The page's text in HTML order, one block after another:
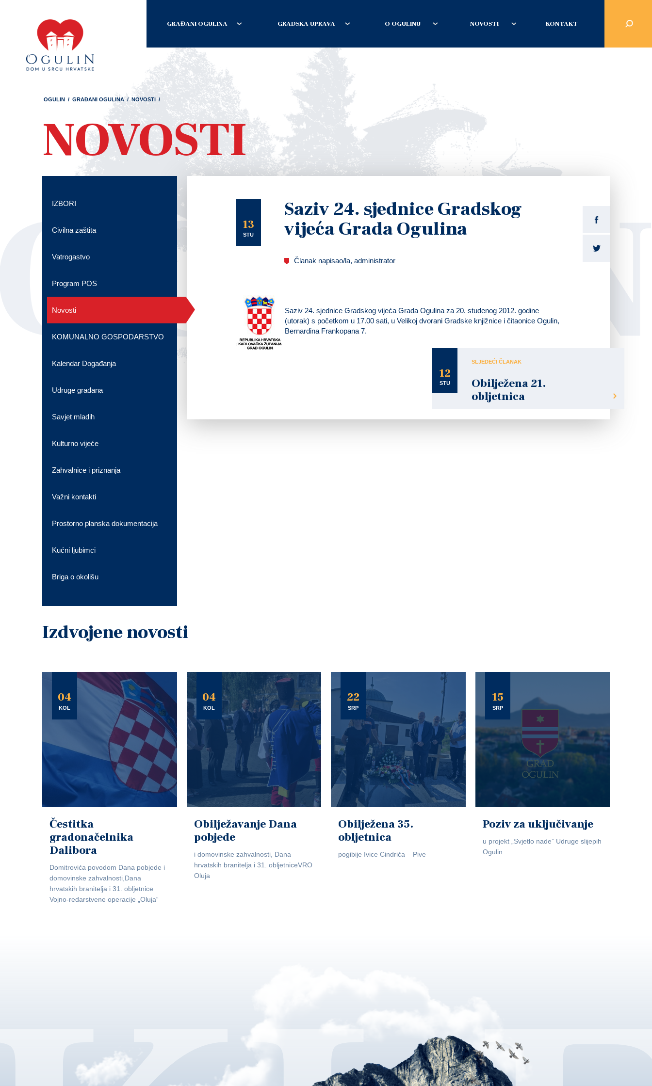
GRAĐANI OGULINA GRADSKA UPRAVA O OGULINU NOVOSTI KONTAKT
OGULIN / GRAĐANI OGULINA / NOVOSTI /
NOVOSTI
13
STU
Saziv 24. sjednice Gradskog
vijeća Grada Ogulina
Članak napisao/la, administrator
Saziv 24. sjednice Gradskog vijeća Grada Ogulina za 20. studenog 2012. godine
(utorak) s početkom u 17.00 sati, u Velikoj dvorani Gradske knjižnice i čitaonice Ogulin,
Bernardina Frankopana 7.
12
STU
SLJEDEĆI ČLANAK
Obilježena 21.
obljetnica
IZBORI
Civilna zaštita
Vatrogastvo
Program POS
Novosti
KOMUNALNO GOSPODARSTVO
Kalendar Događanja
Udruge građana
Savjet mladih
Kulturno vijeće
Zahvalnice i priznanja
Važni kontakti
Prostorno planska dokumentacija
Kućni ljubimci
Briga o okolišu
Izdvojene novosti
04
KOL
Čestitka
gradonačelnika
Dalibora
Domitrovića povodom Dana pobjede i
domovinske zahvalnosti,Dana
hrvatskih branitelja i 31. obljetnice
Vojno-redarstvene operacije „Oluja“
04
KOL
Obilježavanje Dana
pobjede
i domovinske zahvalnosti, Dana
hrvatskih branitelja i 31. obljetniceVRO
Oluja
22
SRP
Obilježena 35.
obljetnica
pogibije Ivice Cindrića – Pive
15
SRP
Poziv za uključivanje
u projekt „Svjetlo nade” Udruge slijepih
Ogulin